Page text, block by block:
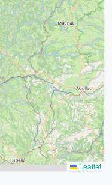
15
21
Leaflet